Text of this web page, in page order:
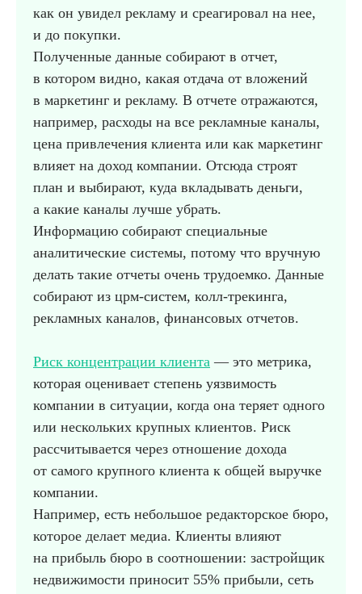
как он увидел рекламу и среагировал на нее,
и до покупки.
Полученные данные собирают в отчет,
в котором видно, какая отдача от вложений
в маркетинг и рекламу. В отчете отражаются,
например, расходы на все рекламные каналы,
цена привлечения клиента или как маркетинг
влияет на доход компании. Отсюда строят
план и выбирают, куда вкладывать деньги,
а какие каналы лучше убрать.
Информацию собирают специальные
аналитические системы, потому что вручную
делать такие отчеты очень трудоемко. Данные
собирают из црм-систем, колл-трекинга,
рекламных каналов, финансовых отчетов.
Риск концентрации клиента — это метрика,
которая оценивает степень уязвимость
компании в ситуации, когда она теряет одного
или нескольких крупных клиентов. Риск
рассчитывается через отношение дохода
от самого крупного клиента к общей выручке
компании.
Например, есть небольшое редакторское бюро,
которое делает медиа. Клиенты влияют
на прибыль бюро в соотношении: застройщик
недвижимости приносит 55% прибыли, сеть